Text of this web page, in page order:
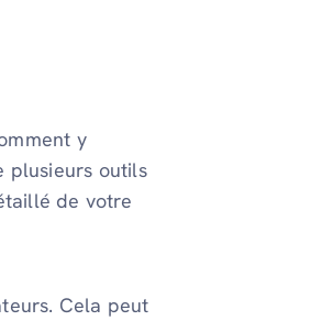
y
plusieurs outils
de votre
Cela peut